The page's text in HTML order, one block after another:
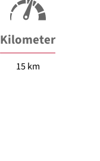
Kilometer
15 km